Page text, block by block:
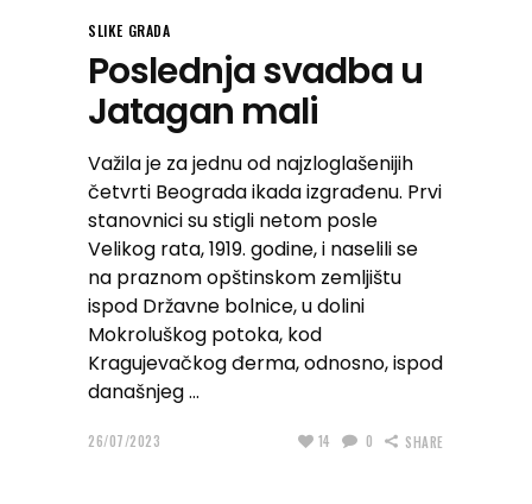
SLIKE GRADA
Poslednja svadba u
Jatagan mali
Važila je za jednu od najzloglašenijih
četvrti Beograda ikada izgrađenu. Prvi
stanovnici su stigli netom posle
Velikog rata, 1919. godine, i naselili se
na praznom opštinskom zemljištu
ispod Državne bolnice, u dolini
Mokroluškog potoka, kod
Kragujevačkog đerma, odnosno, ispod
današnjeg
26/07/2023 14 0 SHARE